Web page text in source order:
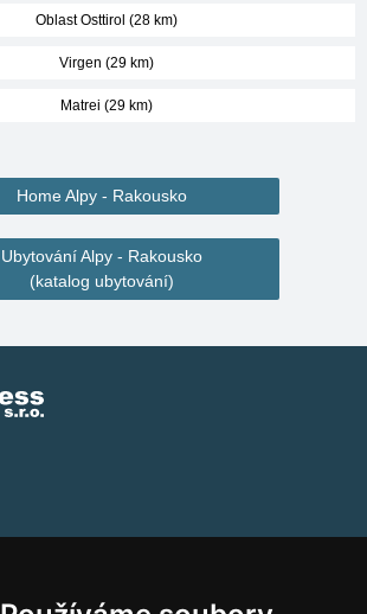
Oblast Osttirol (28 km)
Virgen (29 km)
Matrei (29 km)
Home Alpy - Rakousko
Ubytování Alpy - Rakousko
(katalog ubytování)